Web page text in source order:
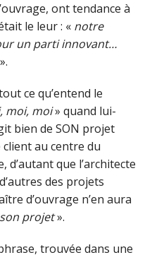
ont tendance à
le leur : « notre
un parti innovant…
».
tout ce qu’entend le
moi, moi» quand lui-
bien de SON projet
client au centre du
d’autant que l’architecte
des projets
d’ouvrage n’en aura
projet».
trouvée dans une